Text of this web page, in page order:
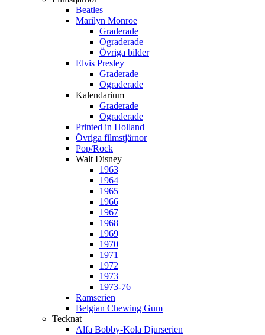
Beatles
Marilyn Monroe
Graderade
Ograderade
Övriga bilder
Elvis Presley
Graderade
Ograderade
Kalendarium
Graderade
Ograderade
Printed in Holland
Övriga filmstjärnor
Pop/Rock
Walt Disney
1963
1964
1965
1966
1967
1968
1969
1970
1971
1972
1973
1973-76
Ramserien
Belgian Chewing Gum
Tecknat
Alfa Bobby-Kola Djurserien